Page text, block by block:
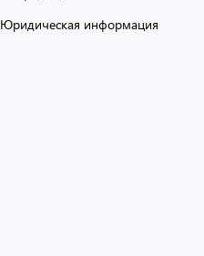
Юридическая информация